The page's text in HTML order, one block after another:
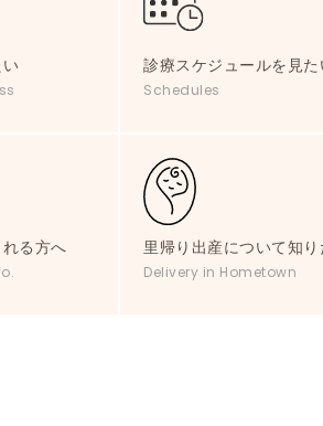
診療スケジュールを見た
Schedules
る方へ 里帰り出産について知り
Delivery in Hometown